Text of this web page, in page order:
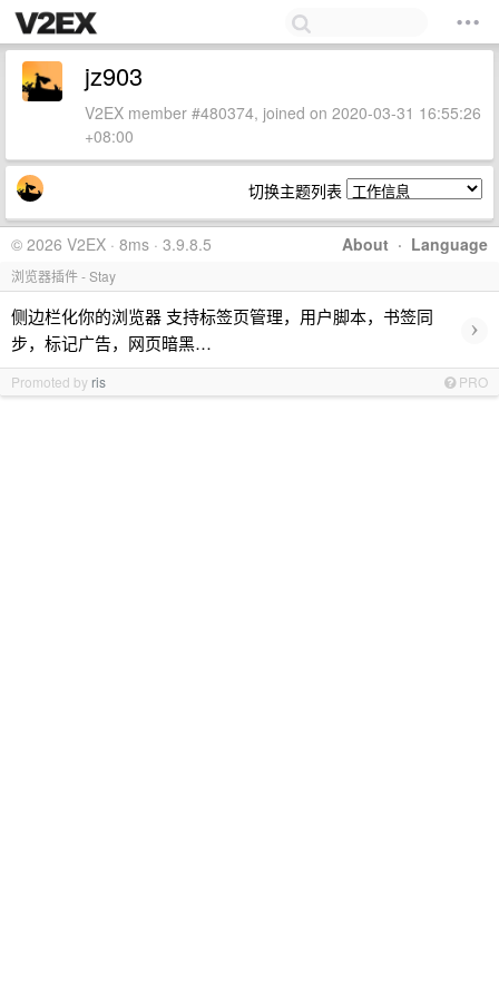
jz903
V2EX member #480374, joined on 2020-03-31 16:55:26
+08:00
切换主题列表
About · Language
© 2026 V2EX · 8ms · 3.9.8.5
浏览器插件 - Stay
侧边栏化你的浏览器 支持标签页管理，用户脚本，书签同
步，标记广告，网页暗黑…
›
Promoted by ris PRO